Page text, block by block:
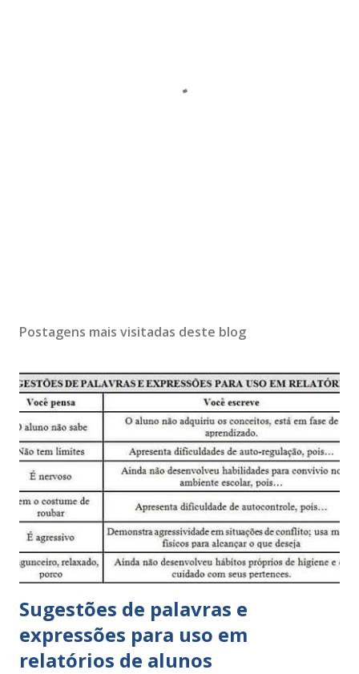
Postagens mais visitadas deste blog
Sugestões de palavras e
expressões para uso em
relatórios de alunos